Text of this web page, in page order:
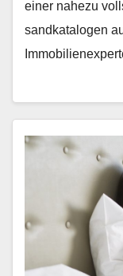
ein­er nahezu
sand­kat­a­lo­gen